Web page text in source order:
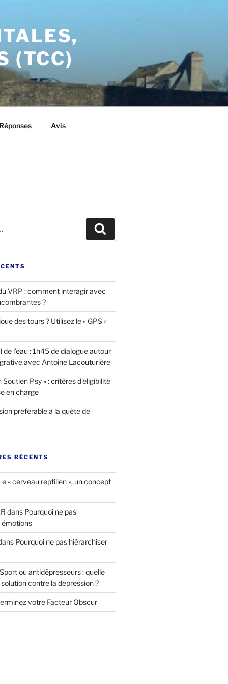
(TCC)
Avis
VRP : comment interagir avec
?
des tours ? Utilisez le « GPS »
l’eau : 1h45 de dialogue autour
avec Antoine Lacouturière
Psy » : critères d’éligibilité
en charge
préférable à la quête de
RÉCENTS
« cerveau reptilien », un concept
dans Pourquoi ne pas
émotions
Pourquoi ne pas hiérarchiser
Sport ou antidépresseurs : quelle
contre la dépression ?
votre Facteur Obscur